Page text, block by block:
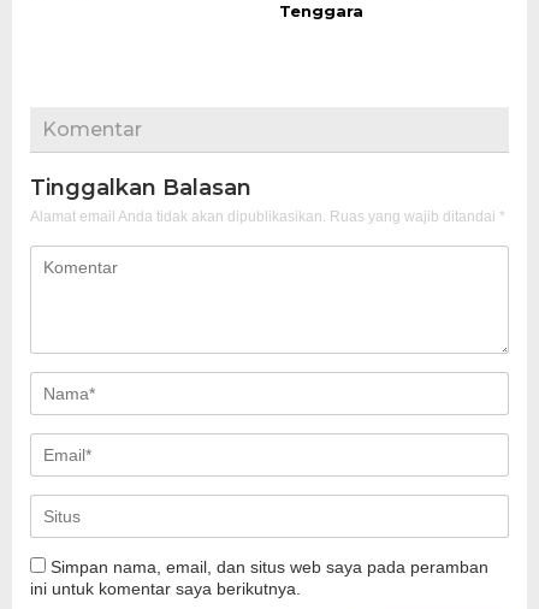
Tenggara
Komentar
Tinggalkan Balasan
Alamat email Anda tidak akan dipublikasikan. Ruas yang wajib ditandai *
Simpan nama, email, dan situs web saya pada peramban
ini untuk komentar saya berikutnya.